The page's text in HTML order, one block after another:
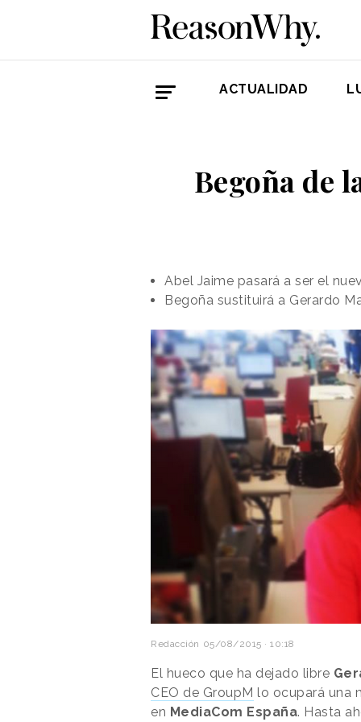
ACTUALIDAD
Begoña de
Abel Jaime pasará a ser el
Begoña sustituirá a Gerardo
Redacción 05/08/2015 · 10:18
El hueco que ha dejado libre
CEO de GroupM lo ocupará una
en MediaCom España. Hasta